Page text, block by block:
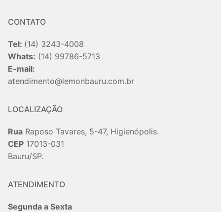
CONTATO
Tel: (14) 3243-4008
Whats: (14) 99786-5713
E-mail:
atendimento@lemonbauru.com.br
LOCALIZAÇÃO
Rua Raposo Tavares, 5-47, Higienópolis.
CEP 17013-031
Bauru/SP.
ATENDIMENTO
Segunda a Sexta